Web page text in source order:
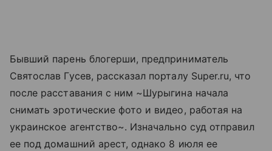
Бывший парень блогерши, предприниматель
Святослав Гусев, рассказал порталу Super.ru, что
после расставания с ним ~Шурыгина начала
снимать эротические фото и видео, работая на
украинское агентство~. Изначально суд отправил
ее под домашний арест, однако 8 июля ее